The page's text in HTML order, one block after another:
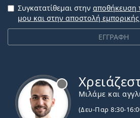
ΕΓΓΡΑΦΗ
Συγκατατίθεμαι στην αποθήκευση
μου και στην αποστολή εμπορικής
Μιλάμε και
(Δευ-Παρ 8:30-